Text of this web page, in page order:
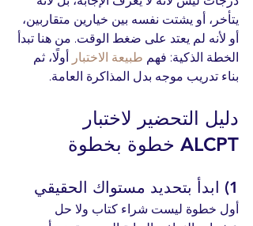
يتأخر، أو يشتت نفسه بين خيارين متقاربين،
أو لأنه لم يعتد على ضغط الوقت. من هنا تبدأ
الخطة الذكية: فهم طبيعة الاختبار أولًا، ثم
بناء تدريب موجه بدل المذاكرة العامة.
دليل التحضير لاختبار
ALCPT خطوة بخطوة
1) ابدأ بتحديد مستواك الحقيقي
أول خطوة ليست شراء كتاب ولا حل